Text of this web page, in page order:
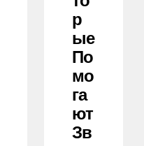
Р
Ые
По
Мо
Га
Ют
Зв